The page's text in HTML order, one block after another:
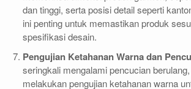
dan tinggi, serta posisi detail seperti
ini penting untuk memastikan produk
spesifikasi desain.
Pengujian Ketahanan Warna dan
seringkali mengalami pencucian
melakukan pengujian ketahanan warna